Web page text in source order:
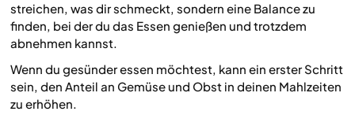
streichen, was dir schmeckt, sondern eine Balance zu
finden, bei der du das Essen genießen und trotzdem
abnehmen kannst.
Wenn du gesünder essen möchtest, kann ein erster Schritt
sein, den Anteil an Gemüse und Obst in deinen Mahlzeiten
zu erhöhen.